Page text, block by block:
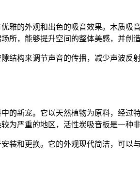
雅的外观和出色的吸音效果。木质
所，能够提升空间的整体美感，并创
结构来调节声音的传播，减少声波
的新宠。它以天然植物为原料，经
为严重的地区，活性炭吸音板是一种
装和更换。它的外观现代简洁，可